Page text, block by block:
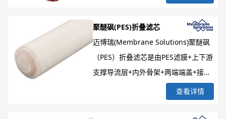
落、孔径均匀且具有较强柔韧性等特
点，同时表面可采用正电荷改性，能完
用于强碱、弱酸、有机溶剂的过滤。
MS为了满足用户的不同应用需求，在
聚醚砜(PES)折叠滤芯
迈博瑞(Membrane Solutions)聚醚砜
（PES）折叠滤芯是由PES滤膜+上下游
支撑导流层+内外骨架+两端端盖+接口
+密封材料等组合而成的工业过滤高精
滤芯,在生产过程中严格控制生产环
查看详情